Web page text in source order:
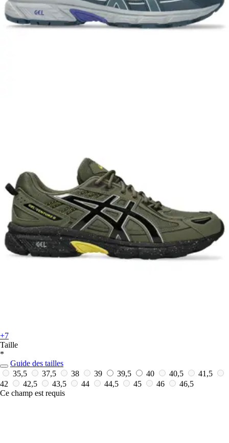
+7
Taille
*
Guide des tailles
35,5
37,5 38 39 39,5 40 40,5
41,5
42
42,5 43,5 44 44,5 45 46
46,5
Ce champ est requis